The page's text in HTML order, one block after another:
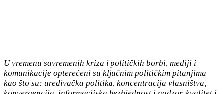
U vremenu savremenih kriza i političkih borbi, mediji i
komunikacije opterećeni su ključnim političkim pitanjima
kao što su: uređivačka politika, koncentracija vlasništva,